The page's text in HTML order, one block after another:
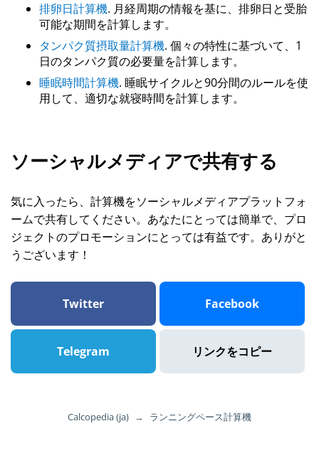
排卵日計算機. 月経周期の情報を基に、排卵日と受胎
可能な期間を計算します。
タンパク質摂取量計算機. 個々の特性に基づいて、1
日のタンパク質の必要量を計算します。
睡眠時間計算機. 睡眠サイクルと90分間のルールを使
用して、適切な就寝時間を計算します。
ソーシャルメディアで共有する
気に入ったら、計算機をソーシャルメディアプラットフォ
ームで共有してください。あなたにとっては簡単で、プロ
ジェクトのプロモーションにとっては有益です。ありがと
うございます！
Twitter Facebook
Telegram リンクをコピー
Calcopedia (ja) → ランニングペース計算機